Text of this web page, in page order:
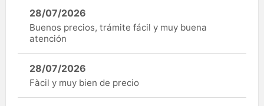
28/07/2026
Buenos precios, trámite fácil y muy buena
atención
28/07/2026
Fàcil y muy bien de precio